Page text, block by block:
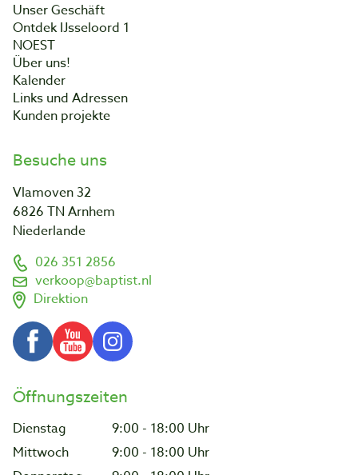
Unser Geschäft
Ontdek IJsseloord 1
NOEST
Über uns!
Kalender
Links und Adressen
Kunden projekte
Besuche uns
Vlamoven 32
6826 TN Arnhem
Niederlande
026 351 2856
verkoop@baptist.nl
Direktion
Öffnungszeiten
Dienstag
9:00 - 18:00 Uhr
Mittwoch
9:00 - 18:00 Uhr